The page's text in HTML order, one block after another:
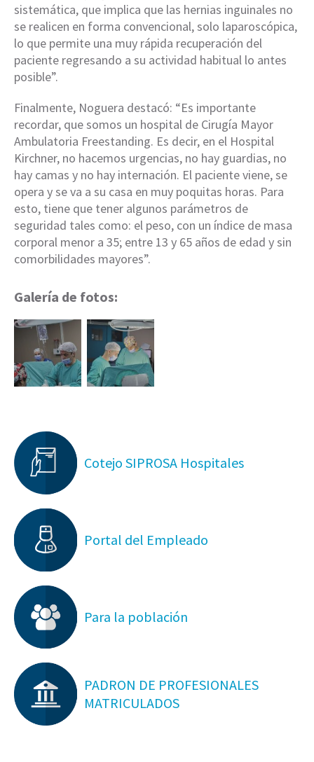
sistemática, que implica que las hernias inguinales no
se realicen en forma convencional, solo laparoscópica,
lo que permite una muy rápida recuperación del
paciente regresando a su actividad habitual lo antes
posible”.
Finalmente, Noguera destacó: “Es importante
recordar, que somos un hospital de Cirugía Mayor
Ambulatoria Freestanding. Es decir, en el Hospital
Kirchner, no hacemos urgencias, no hay guardias, no
hay camas y no hay internación. El paciente viene, se
opera y se va a su casa en muy poquitas horas. Para
esto, tiene que tener algunos parámetros de
seguridad tales como: el peso, con un índice de masa
corporal menor a 35; entre 13 y 65 años de edad y sin
comorbilidades mayores”.
Galería de fotos:
Cotejo SIPROSA Hospitales
Portal del Empleado
Para la población
PADRON DE PROFESIONALES
MATRICULADOS